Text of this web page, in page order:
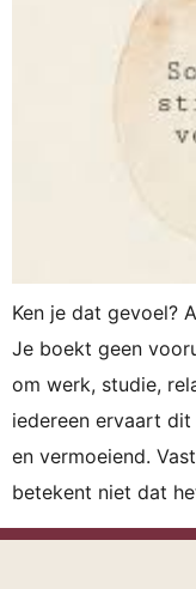
Ken je dat gevoel?
Je boekt geen
om werk, studie,
iedereen ervaart
en vermoeiend.
betekent niet dat